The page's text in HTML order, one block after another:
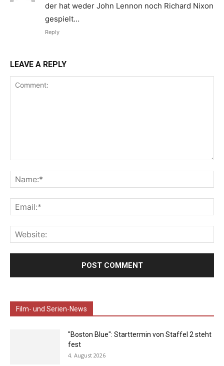
der hat weder John Lennon noch Richard Nixon
gespielt…
Reply
LEAVE A REPLY
Film- und Serien-News
"Boston Blue": Starttermin von Staffel 2 steht
fest
4. August 2026